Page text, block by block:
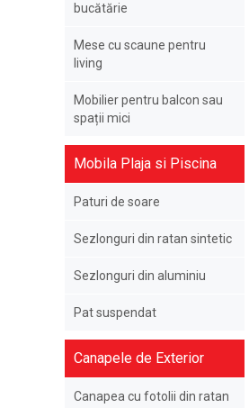
bucătărie
Mese cu scaune pentru
living
Mobilier pentru balcon sau
spații mici
Mobila Plaja si Piscina
Paturi de soare
Sezlonguri din ratan sintetic
Sezlonguri din aluminiu
Pat suspendat
Canapele de Exterior
Canapea cu fotolii din ratan